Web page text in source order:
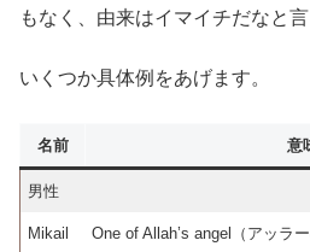
もなく、由来はイマイチだなと言
いくつか具体例をあげます。
名前 意
男性
Mikail One of Allah’s angel（アッラ